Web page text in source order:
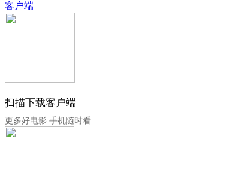
客户端
扫描下载客户端
更多好电影 手机随时看